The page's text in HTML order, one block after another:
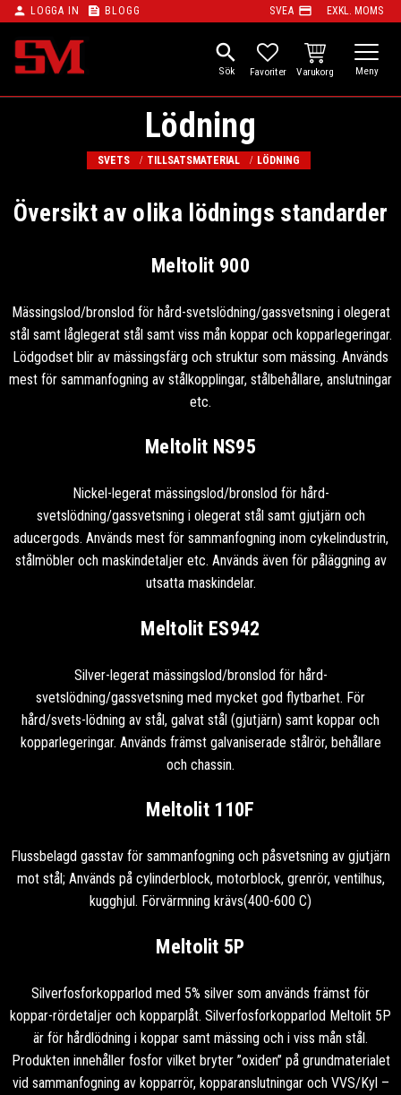
Meny
person LOGGA IN feed BLOGG SVEA payment EXKL. MOMS
search
FAVORITER
KUNDVAGN
Lödning
SVETS TILLSATSMATERIAL LÖDNING
Översikt av olika lödnings standarder
Meltolit 900
Mässingslod/bronslod för hård-svetslödning/gassvetsning i olegerat
stål samt låglegerat stål samt viss mån koppar och kopparlegeringar.
Lödgodset blir av mässingsfärg och struktur som mässing. Används
mest för sammanfogning av stålkopplingar, stålbehållare, anslutningar
etc.
Meltolit NS95
Nickel-legerat mässingslod/bronslod för hård-
svetslödning/gassvetsning i olegerat stål samt gjutjärn och
aducergods. Används mest för sammanfogning inom cykelindustrin,
stålmöbler och maskindetaljer etc. Används även för påläggning av
utsatta maskindelar.
Meltolit ES942
Silver-legerat mässingslod/bronslod för hård-
svetslödning/gassvetsning med mycket god flytbarhet. För
hård/svets-lödning av stål, galvat stål (gjutjärn) samt koppar och
kopparlegeringar. Används främst galvaniserade stålrör, behållare
och chassin.
Meltolit 110F
Flussbelagd gasstav för sammanfogning och påsvetsning av gjutjärn
mot stål; Används på cylinderblock, motorblock, grenrör, ventilhus,
kugghjul. Förvärmning krävs(400-600 C)
Meltolit 5P
Silverfosforkopparlod med 5% silver som används främst för
koppar-rördetaljer och kopparplåt. Silverfosforkopparlod Meltolit 5P
är för hårdlödning i koppar samt mässing och i viss mån stål.
Produkten innehåller fosfor vilket bryter ”oxiden” på grundmaterialet
vid sammanfogning av kopparrör, kopparanslutningar och VVS/Kyl –